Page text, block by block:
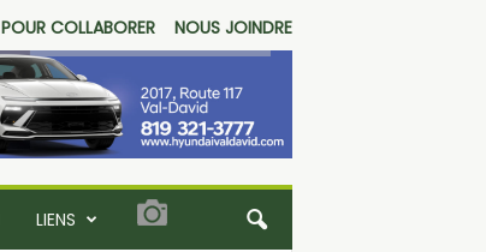
POUR COLLABORER NOUS JOINDRE
LIENS